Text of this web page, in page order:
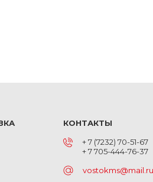
КОНТАКТЫ
+ 7 (7232) 70-51-67
+ 7 705-444-76-37
vostokms@mail.ru